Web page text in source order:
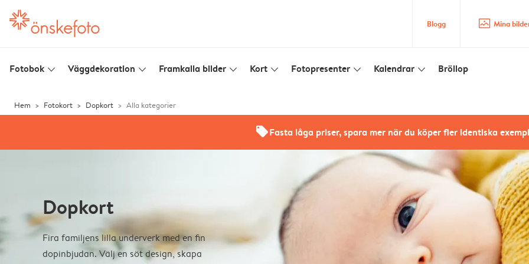
Blogg image_placeholder Mina
Fotobok slim_arrow_down Väggdekoration slim_arrow_down Framkalla bilder slim_arrow_down Kort slim_arrow_down Fotopresenter slim_arrow_down Kalendrar slim_arrow_down Bröllop
Hem Fotokort Dopkort Alla kategorier
offersFasta låga priser, spara mer när du köper fler identiska
Dopkort
Fira familjens lilla underverk med en fin
dopinbjudan. Välj en söt design, skapa